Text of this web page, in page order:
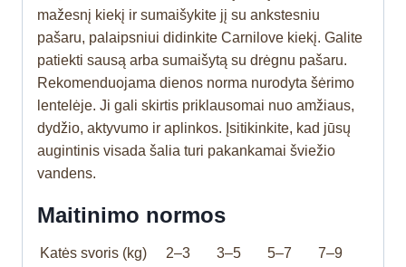
mažesnį kiekį ir sumaišykite jį su ankstesniu
pašaru, palaipsniui didinkite Carnilove kiekį. Galite
patiekti sausą arba sumaišytą su drėgnu pašaru.
Rekomenduojama dienos norma nurodyta šėrimo
lentelėje. Ji gali skirtis priklausomai nuo amžiaus,
dydžio, aktyvumo ir aplinkos. Įsitikinkite, kad jūsų
augintinis visada šalia turi pakankamai šviežio
vandens.
Maitinimo normos
Katės svoris (kg) 2–3 3–5 5–7 7–9